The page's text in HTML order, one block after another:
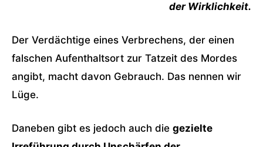
der Wirklichkeit.
Der Verdächtige eines Verbrechens, der einen
falschen Aufenthaltsort zur Tatzeit des Mordes
angibt, macht davon Gebrauch. Das nennen wir
Lüge.
Daneben gibt es jedoch auch die gezielte